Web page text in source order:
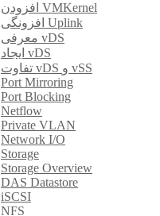
افزودن VMKernel
افزونگی Uplink
معرفی vDS
ایجاد vDS
تفاوت vDS و vSS
Port Mirroring
Port Blocking
Netflow
Private VLAN
Network I/O
Storage
Storage Overview
DAS Datastore
iSCSI
NFS